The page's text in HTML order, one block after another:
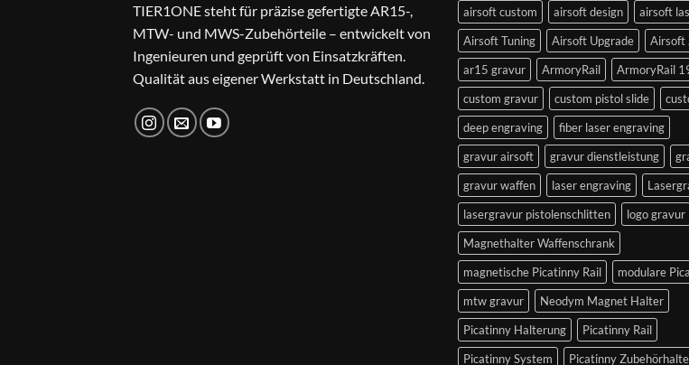
TIER1ONE steht für präzise gefertigte AR15-,
MTW- und MWS-Zubehörteile – entwickelt von
Ingenieuren und geprüft von Einsatzkräften.
Qualität aus eigener Werkstatt in Deutschland.
airsoft custom airsoft design
airsoft
Airsoft Tuning
Airsoft Upgrade
Airsoft
ar15 gravur
ArmoryRail
ArmoryRail
custom gravur
custom pistol slide
deep engraving
fiber laser engraving
gravur airsoft
gravur dienstleistung
gravur waffen
laser engraving
lasergravur pistolenschlitten
logo gravur
Magnethalter Waffenschrank
magnetische Picatinny Rail
modulare
mtw gravur
Neodym Magnet Halter
Picatinny Halterung
Picatinny Rail
Picatinny System
Picatinny